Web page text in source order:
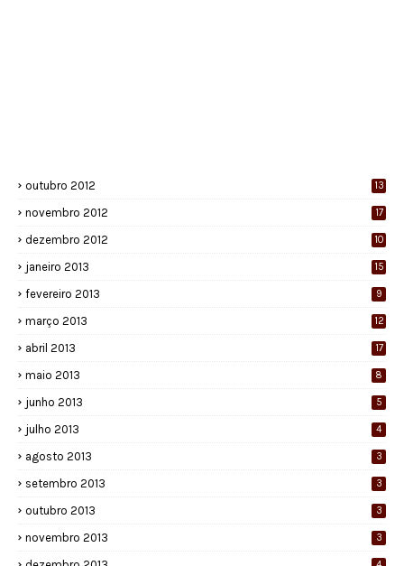
outubro 2012 13
novembro 2012 17
dezembro 2012 10
janeiro 2013 15
fevereiro 2013 9
março 2013 12
abril 2013 17
maio 2013 8
junho 2013 5
julho 2013 4
agosto 2013 3
setembro 2013 3
outubro 2013 3
novembro 2013 3